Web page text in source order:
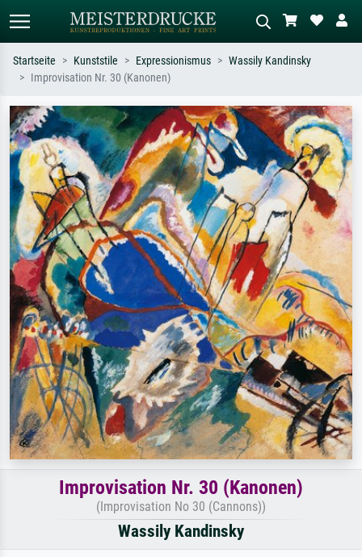
Suchen Sie nach Künstlern, Werktiteln
oder Stilen – z.B. Monet,
Sternennacht, Impressionismus, Welle
Hokusai, Akt.
Beschreiben Sie die Szene – z.B. Grüne
Wiese, Abstrakt mit viel Rot, Dunkles
Ölgemälde, Stehender Akt neben einem
Baum.
Startseite Kunststile Expressionismus
Wassily Kandinsky
Improvisation Nr. 30 (Kanonen)
Improvisation Nr. 30 (Kanonen)
(Improvisation No 30 (Cannons))
Wassily Kandinsky